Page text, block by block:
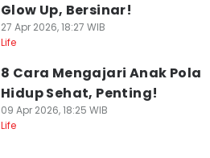
Glow Up, Bersinar!
27 Apr 2026, 18:27 WIB
Life
8 Cara Mengajari Anak Pola
Hidup Sehat, Penting!
09 Apr 2026, 18:25 WIB
Life